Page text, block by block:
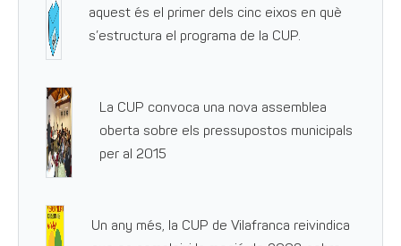
aquest és el primer dels cinc eixos en què
s’estructura el programa de la CUP.
La CUP convoca una nova assemblea
oberta sobre els pressupostos municipals
per al 2015
Un any més, la CUP de Vilafranca reivindica